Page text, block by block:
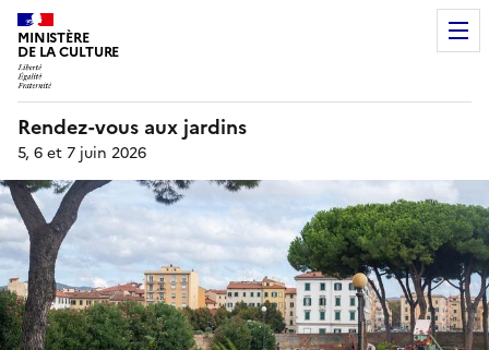
MINISTÈRE
DE LA CULTURE
Rendez-vous aux jardins
5, 6 et 7 juin 2026